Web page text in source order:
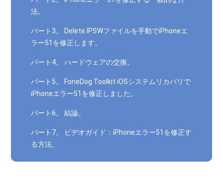
法。
パート3。 Delete.IPSWファイルを手動でiPhoneエ
ラー51を修正します。
パート4。 ハードウェアの交換。
パート5。 FoneDog Toolkit iOSシステムリカバリで
iPhoneエラー51を修正しました。
パート6。 結論。
パート7。 ビデオガイド：iPhoneエラー51を修正す
る方法。